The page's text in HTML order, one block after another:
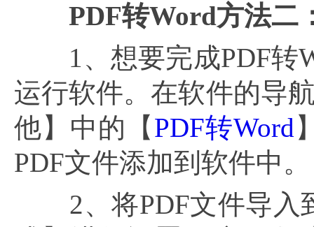
PDF转Word方法二
1、想要完成PDF转
运行软件。在软件的导
他】中的【 PDF转Word
PDF文件添加到软件中。
2、将PDF文件导入